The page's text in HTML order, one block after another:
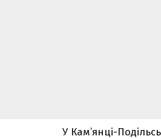
У Кам’янці-